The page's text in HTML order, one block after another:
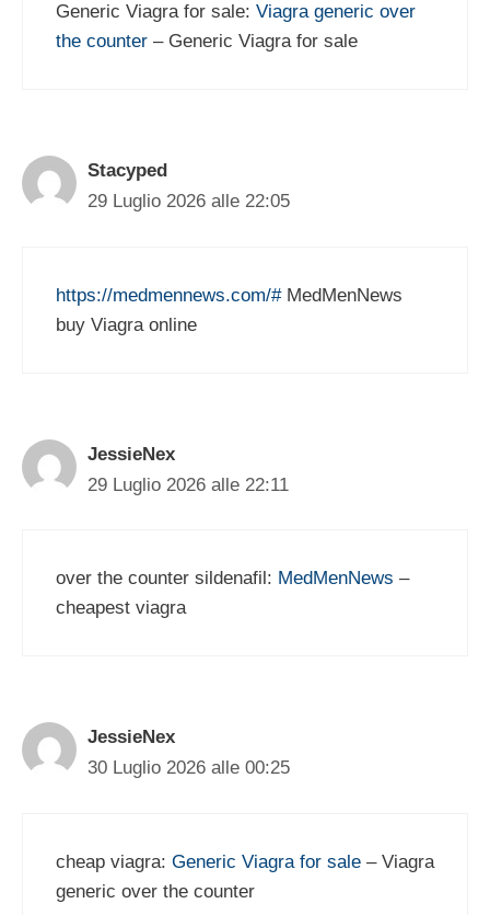
Generic Viagra for sale: Viagra generic over
the counter – Generic Viagra for sale
Stacyped
29 Luglio 2026 alle 22:05
https://medmennews.com/#MedMenNews
buy Viagra online
JessieNex
29 Luglio 2026 alle 22:11
over the counter sildenafil: MedMenNews –
cheapest viagra
JessieNex
30 Luglio 2026 alle 00:25
cheap viagra: Generic Viagra for sale – Viagra
generic over the counter